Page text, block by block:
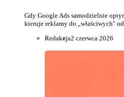
Gdy Google Ads samodzielnie
kieruje reklamy do „właściwych"
Redakcja2 czerwca 2026